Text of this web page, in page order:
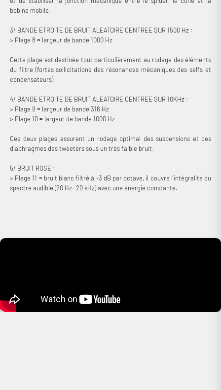
bobine mobile.
3/ BANDE ETROITE DE BRUIT ALEATOIRE CENTREE SUR 1500 Hz :
> Plage 8 = largeur de bande 1000 Hz
Cette plage est destinée tout particulièrement au rodage des éléments
du filtre (fortes sollicitations des résonances mécaniques des selfs et
condensateurs).
4/ BANDE ETROITE DE BRUIT ALEATOIRE CENTREE SUR 10KHz :
> Plage 9 = largeur de bande 316 Hz
> Plage 10 = largeur de bande 1000 Hz
Ces deux plages assurent un rodage optimal des suspensions et des
diaphragmes des tweeters sous un très faible bruit.
5/ BRUIT ROSE :
> Plage 11 = bruit blanc filtré à -3 dB par octave, il couvre l’intégralité du
spectre audible (20 Hz- 20 kHz) avec une énergie constante.
Connexion requise